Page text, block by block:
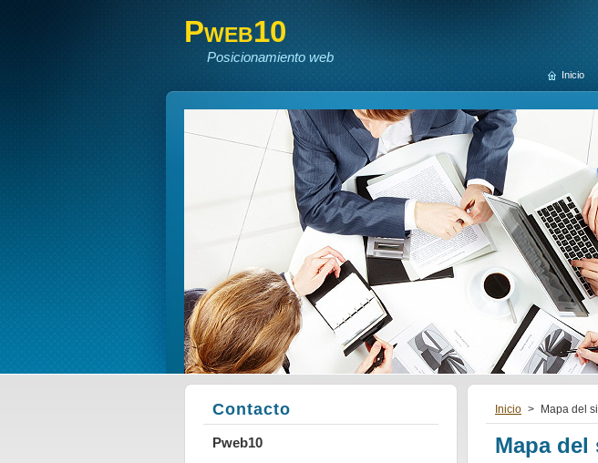
Pweb10
Posicionamiento web
Inicio > Mapa del
Mapa del
Contacto
Pweb10
Inicio